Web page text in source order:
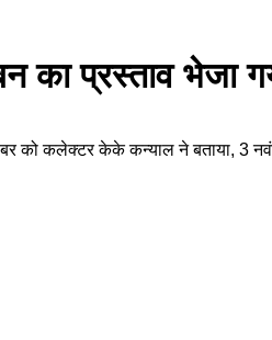
का प्रस्ताव भेजा
को कलेक्टर केके कन्याल ने बताया, 3